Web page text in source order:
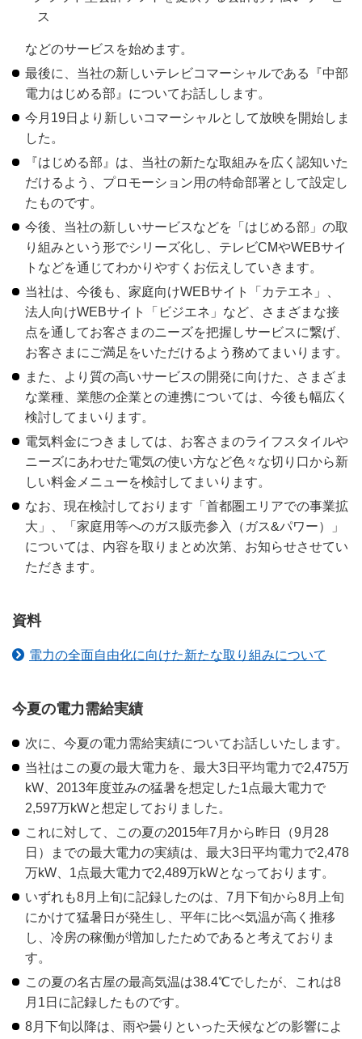
ス
などのサービスを始めます。
最後に、当社の新しいテレビコマーシャルである『中部
電力はじめる部』についてお話しします。
今月19日より新しいコマーシャルとして放映を開始しま
した。
『はじめる部』は、当社の新たな取組みを広く認知いた
だけるよう、プロモーション用の特命部署として設定し
たものです。
今後、当社の新しいサービスなどを「はじめる部」の取
り組みという形でシリーズ化し、テレビCMやWEBサイ
トなどを通じてわかりやすくお伝えしていきます。
当社は、今後も、家庭向けWEBサイト「カテエネ」、
法人向けWEBサイト「ビジエネ」など、さまざまな接
点を通してお客さまのニーズを把握しサービスに繋げ、
お客さまにご満足をいただけるよう務めてまいります。
また、より質の高いサービスの開発に向けた、さまざま
な業種、業態の企業との連携については、今後も幅広く
検討してまいります。
電気料金につきましては、お客さまのライフスタイルや
ニーズにあわせた電気の使い方など色々な切り口から新
しい料金メニューを検討してまいります。
なお、現在検討しております「首都圏エリアでの事業拡
大」、「家庭用等へのガス販売参入（ガス&パワー）」
については、内容を取りまとめ次第、お知らせさせてい
ただきます。
資料
電力の全面自由化に向けた新たな取り組みについて
今夏の電力需給実績
次に、今夏の電力需給実績についてお話しいたします。
当社はこの夏の最大電力を、最大3日平均電力で2,475万
kW、2013年度並みの猛暑を想定した1点最大電力で
2,597万kWと想定しておりました。
これに対して、この夏の2015年7月から昨日（9月28
日）までの最大電力の実績は、最大3日平均電力で2,478
万kW、1点最大電力で2,489万kWとなっております。
いずれも8月上旬に記録したのは、7月下旬から8月上旬
にかけて猛暑日が発生し、平年に比べ気温が高く推移
し、冷房の稼働が増加したためであると考えておりま
す。
この夏の名古屋の最高気温は38.4℃でしたが、これは8
月1日に記録したものです。
8月下旬以降は、雨や曇りといった天候などの影響によ